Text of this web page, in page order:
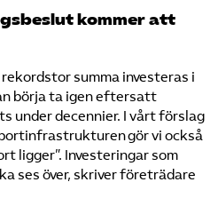
kommer att
summa investeras i
börja ta igen eftersatt
under decennier. I vårt förslag
gör vi också
ligger”. Investeringar som
ses över, skriver företrädare